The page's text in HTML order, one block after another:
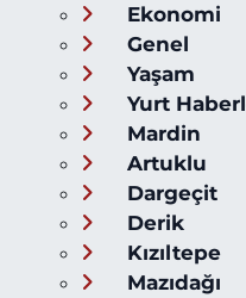
Ekonomi
Genel
Yaşam
Yurt
Mardin
Artuklu
Dargeçit
Derik
Kızıltepe
Mazıdağı